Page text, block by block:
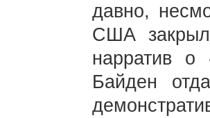
давно,
США
нарратив о
Байден